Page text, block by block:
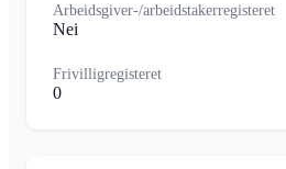
Arbeidsgiver-/arbeidstakerregisteret
Nei
Frivilligregisteret
0